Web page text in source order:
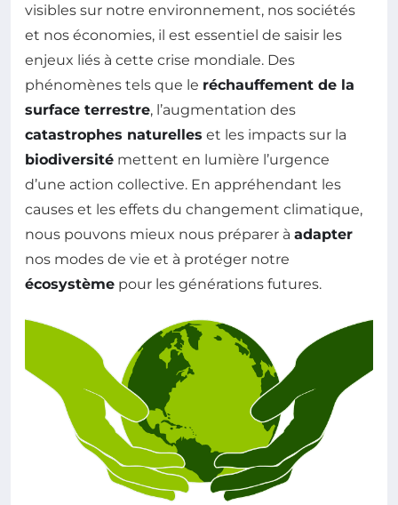
visibles sur notre environnement, nos sociétés
et nos économies, il est essentiel de saisir les
enjeux liés à cette crise mondiale. Des
phénomènes tels que le réchauffement de la
surface terrestre, l’augmentation des
catastrophes naturelles et les impacts sur la
biodiversité mettent en lumière l’urgence
d’une action collective. En appréhendant les
causes et les effets du changement climatique,
nous pouvons mieux nous préparer à adapter
nos modes de vie et à protéger notre
écosystème pour les générations futures.